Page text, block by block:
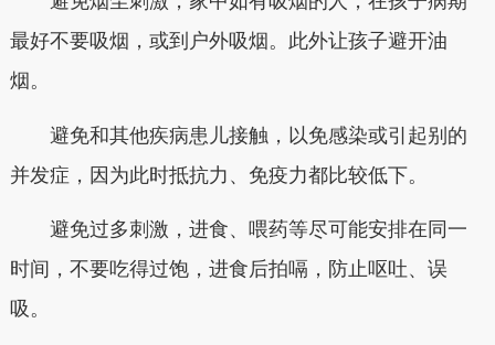
最好不要吸烟，或到户外吸烟。此外让孩子避开油
烟。
避免和其他疾病患儿接触，以免感染或引起别的
并发症，因为此时抵抗力、免疫力都比较低下。
避免过多刺激，进食、喂药等尽可能安排在同一
时间，不要吃得过饱，进食后拍嗝，防止呕吐、误
吸。